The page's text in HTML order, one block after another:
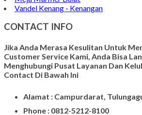
Jasa Pembuatan Prasasti
Meja Makan Marmer
Meja Marmer Bulat
CONTACT INFO
Jika Anda Merasa Kesulitan Untuk
Menghubungi Pusat Layanan Dan